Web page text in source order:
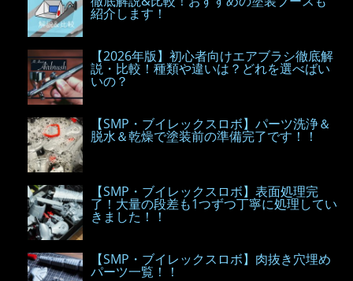
紹介します！
【2026年版】初心者向けエアブラシ徹底解
説・比較！種類や違いは？どれを選べばい
いの？
【SMP・ブイレックスロボ】パーツ洗浄＆
脱水＆乾燥で塗装前の準備完了です！！
【SMP・ブイレックスロボ】表面処理完
了！大量の段差も1つずつ丁寧に処理してい
きました！！
【SMP・ブイレックスロボ】肉抜き穴埋め
パーツ一覧！！